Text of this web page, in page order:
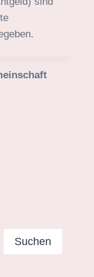
Suchen